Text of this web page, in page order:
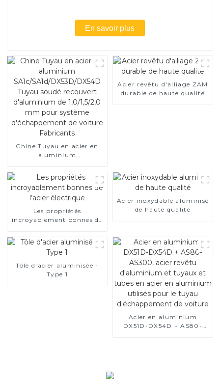
En savoir plus
Chine Tuyau en acier en
aluminium
d'aluminium de 1,0/1,5/2,0
mm pour système
d'échappement de voiture
Fabricants
Acier revêtu d'alliage ZAM
durable de haute qualité
Les propriétés
incroyablement bonnes de
Acier inoxydable aluminisé
de haute qualité
Tôle d'acier aluminisée -
Type 1
Acier en aluminium
DX51D-DX54D + AS80-